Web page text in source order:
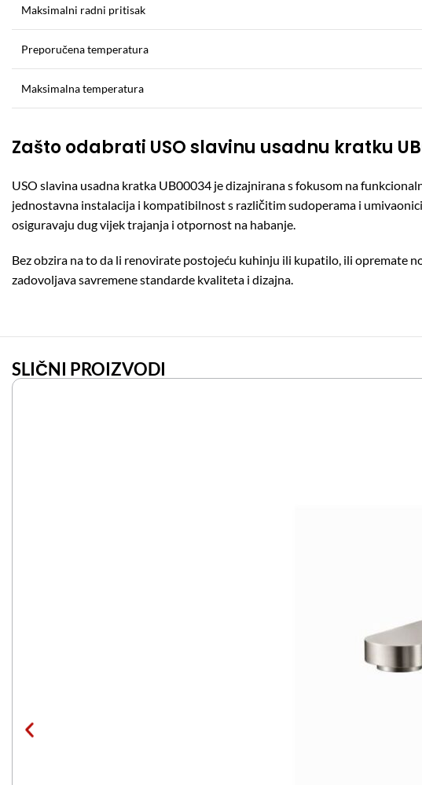
Maksimalni radni pritisak
Preporučena temperatura
Maksimalna temperatura
Zašto odabrati USO slavinu usadnu kratku
USO slavina usadna kratka UB00034 je dizajnirana s fokusom na
jednostavna instalacija i kompatibilnost s različitim sudoperama i
osiguravaju dug vijek trajanja i otpornost na habanje.
Bez obzira na to da li renovirate postojeću kuhinju ili kupatilo, ili opremate
zadovoljava savremene standarde kvaliteta i dizajna.
SLIČNI PROIZVODI